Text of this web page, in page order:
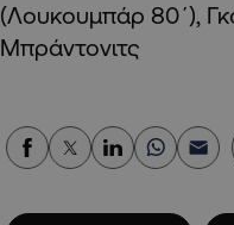
(Λουκουμπάρ 80΄),
Μπράντονιτς